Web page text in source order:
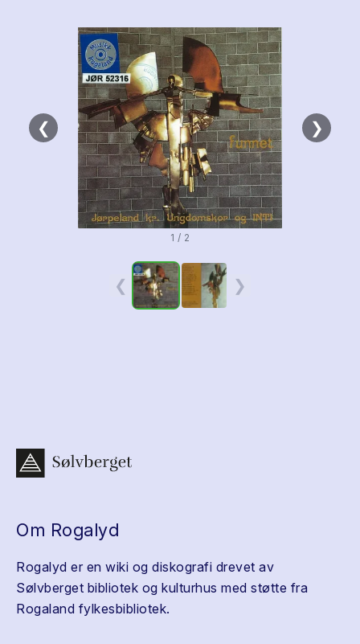
❮ ❯
1 / 2
❮ ❯
Om Rogalyd
Rogalyd er en wiki og diskografi drevet av
Sølvberget bibliotek og kulturhus med støtte fra
Rogaland fylkesbibliotek.